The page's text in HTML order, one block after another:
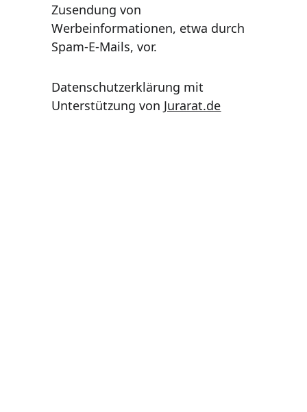
Zusendung von
Werbeinformationen, etwa durch
Spam-E-Mails, vor.
Datenschutzerklärung mit
Unterstützung von Jurarat.de